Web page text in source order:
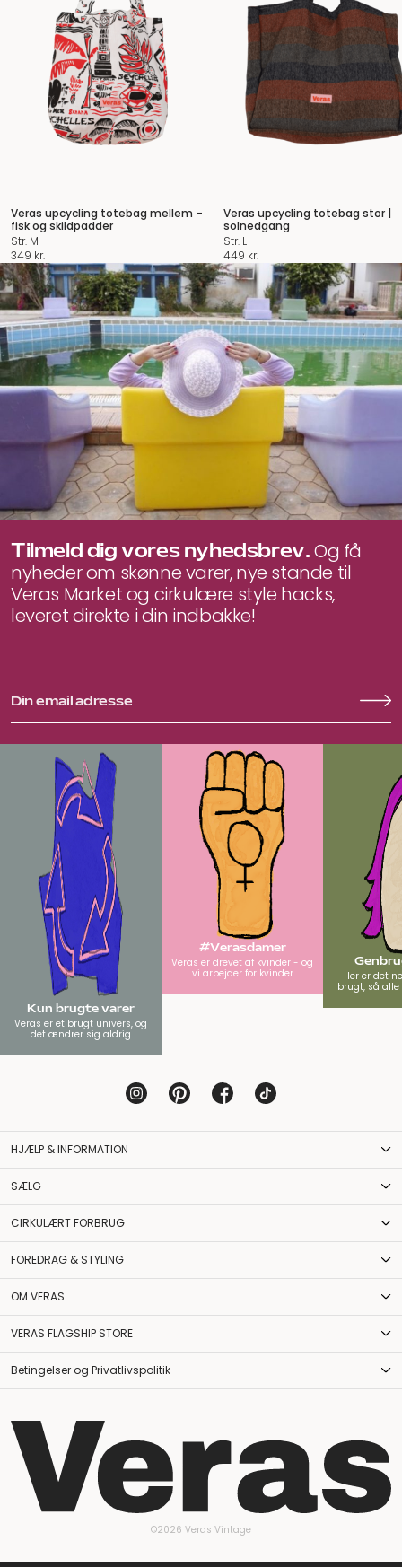
Veras upcycling totebag mellem –
fisk og skildpadder
Str. M
349 kr.
Veras upcycling totebag stor |
solnedgang
Str. L
449 kr.
Tilmeld dig vores nyhedsbrev.Og få
nyheder om skønne varer, nye stande til
Veras Market og cirkulære style hacks,
leveret direkte i din indbakke!
Kun brugte varer
Veras er et brugt univers, og
det ændrer sig aldrig
#Verasdamer
Veras er drevet af kvinder - og
vi arbejder for kvinder
Her er det
brugt, så
HJÆLP & INFORMATION
SÆLG
CIRKULÆRT FORBRUG
FOREDRAG & STYLING
OM VERAS
VERAS FLAGSHIP STORE
Betingelser og Privatlivspolitik
©2026 Veras Vintage